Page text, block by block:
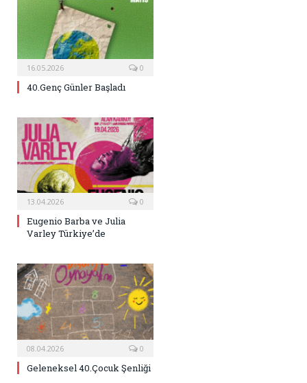
16.05.2026 0
40.Genç Günler Başladı
13.04.2026 0
Eugenio Barba ve Julia
Varley Türkiye’de
08.04.2026 0
Geleneksel 40.Çocuk Şenliği